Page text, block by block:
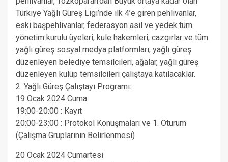
Türkiye Yağlı Güreş Ligi’nde ilk 4’e giren pehlivanlar,
eski başpehlivanlar, federasyon asil ve yedek tüm
yönetim kurulu üyeleri, kule hakemleri, cazgırlar ve tüm
yağlı güreş sosyal medya platformları, yağlı güreş
düzenleyen belediye temsilcileri, ağalar, yağlı güreş
düzenleyen kulüp temsilcileri çalıştaya katılacaklar.
2. Yağlı Güreş Çalıştayı Programı:
19 Ocak 2024 Cuma
19:00-20:00 : Kayıt
20:00-23:00 : Protokol Konuşmaları ve 1. Oturum
(Çalışma Gruplarının Belirlenmesi)
20 Ocak 2024 Cumartesi